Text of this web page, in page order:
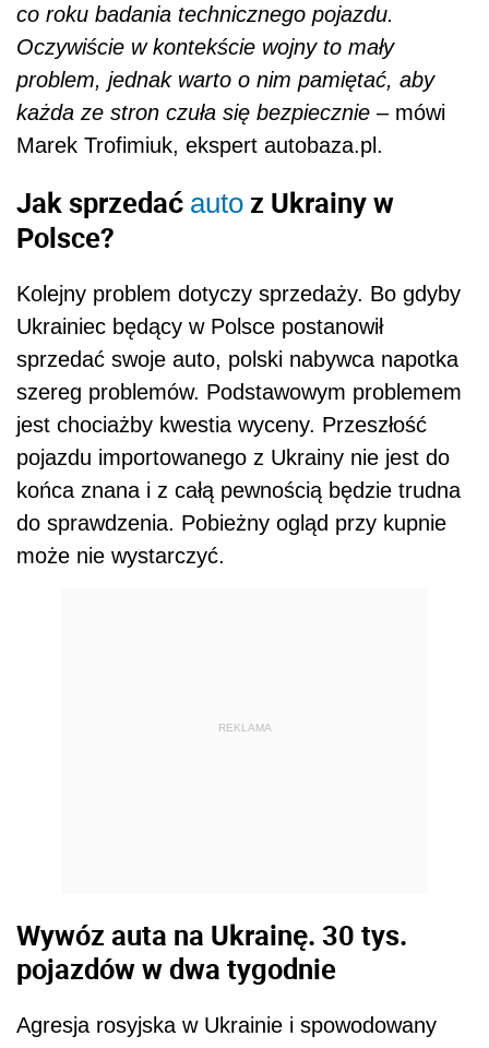
co roku badania technicznego pojazdu.
Oczywiście w kontekście wojny to mały
problem, jednak warto o nim pamiętać, aby
każda ze stron czuła się bezpiecznie – mówi
Marek Trofimiuk, ekspert autobaza.pl.
Jak sprzedać auto z Ukrainy w
Polsce?
Kolejny problem dotyczy sprzedaży. Bo gdyby
Ukrainiec będący w Polsce postanowił
sprzedać swoje auto, polski nabywca napotka
szereg problemów. Podstawowym problemem
jest chociażby kwestia wyceny. Przeszłość
pojazdu importowanego z Ukrainy nie jest do
końca znana i z całą pewnością będzie trudna
do sprawdzenia. Pobieżny ogląd przy kupnie
może nie wystarczyć.
REKLAMA
Wywóz auta na Ukrainę. 30 tys.
pojazdów w dwa tygodnie
Agresja rosyjska w Ukrainie i spowodowany